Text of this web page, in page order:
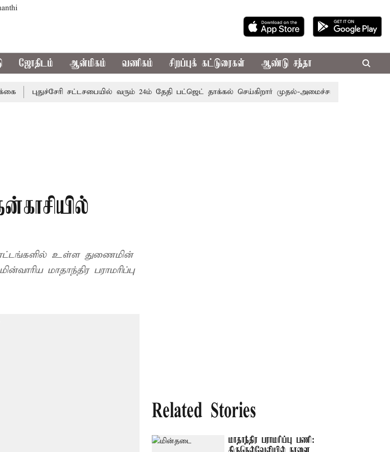
ஜோதிடம் ஆன்மிகம் வணிகம் சிறப்புக் கட்டுரைகள் ஆண்டு சந்தா
புதுச்சேரி சட்டசபையில் வரும் 24ம் தேதி பட்ஜெட் தாக்கல் செய்கிறார் முதல்-அமைச்சர் ரங்கசாமி
உள்ள துணைமின்
மாதாந்திர பராமரிப்பு
Related Stories
மாதாந்திர பராமரிப்பு பணி: